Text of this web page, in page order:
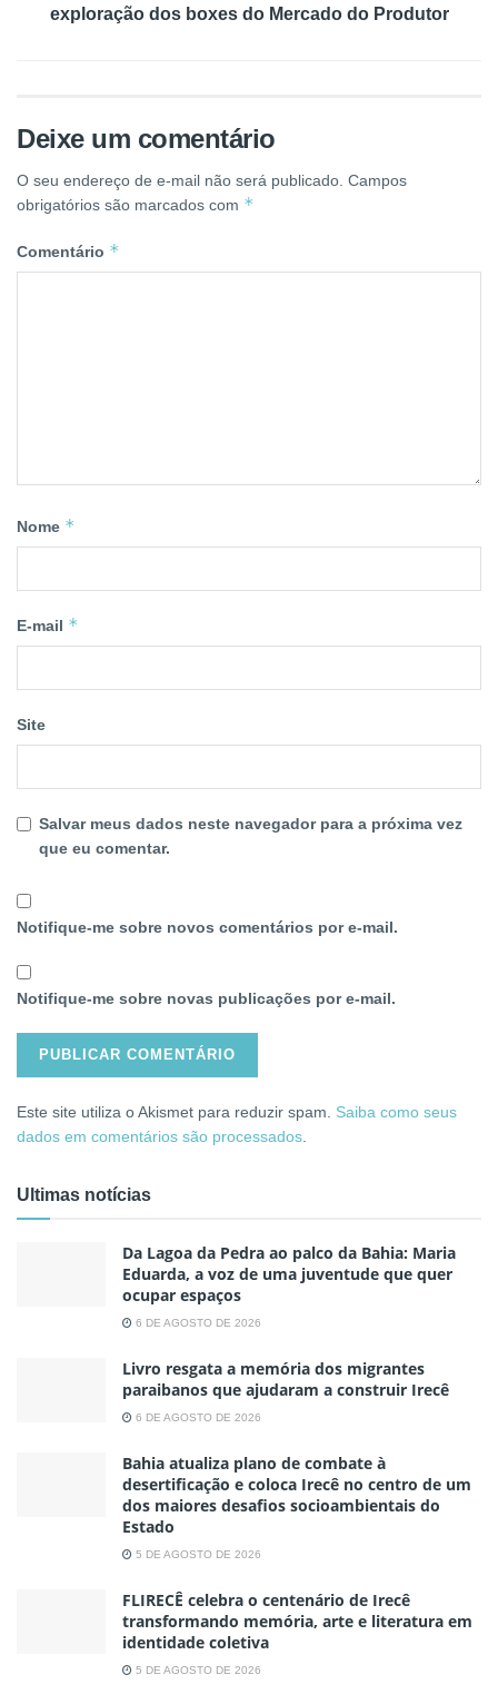
exploração dos boxes do Mercado do Produtor
Deixe um comentário
O seu endereço de e-mail não será publicado. Campos
obrigatórios são marcados com *
Comentário *
Nome *
E-mail *
Site
Salvar meus dados neste navegador para a próxima vez
que eu comentar.
Notifique-me sobre novos comentários por e-mail.
Notifique-me sobre novas publicações por e-mail.
Este site utiliza o Akismet para reduzir spam. Saiba como seus
dados em comentários são processados
Ultimas notícias
Da Lagoa da Pedra ao palco da Bahia: Maria
Eduarda, a voz de uma juventude que quer
ocupar espaços
6 DE AGOSTO DE 2026
Livro resgata a memória dos migrantes
paraibanos que ajudaram a construir Irecê
6 DE AGOSTO DE 2026
Bahia atualiza plano de combate à
desertificação e coloca Irecê no centro de um
dos maiores desafios socioambientais do
Estado
5 DE AGOSTO DE 2026
FLIRECÊ celebra o centenário de Irecê
transformando memória, arte e literatura em
identidade coletiva
5 DE AGOSTO DE 2026